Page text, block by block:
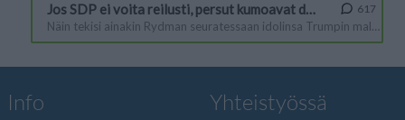
Info Yhteistyössä